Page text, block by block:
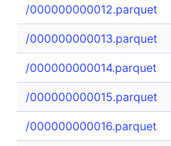
/000000000012.parquet
/000000000013.parquet
/000000000014.parquet
/000000000015.parquet
/000000000016.parquet